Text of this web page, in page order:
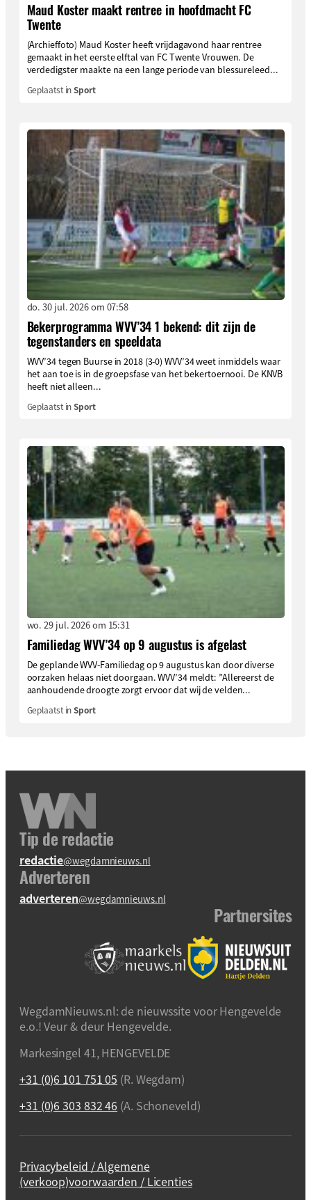
Maud Koster maakt rentree in hoofdmacht FC
Twente
(Archieffoto) Maud Koster heeft vrijdagavond haar rentree
gemaakt in het eerste elftal van FC Twente Vrouwen. De
verdedigster maakte na een lange periode van blessureleed...
Geplaatst inSport
do. 30 jul. 2026 om 07:58
Bekerprogramma WVV’34 1 bekend: dit zijn de
tegenstanders en speeldata
WVV’34 tegen Buurse in 2018 (3-0) WVV’34 weet inmiddels waar
het aan toe is in de groepsfase van het bekertoernooi. De KNVB
heeft niet alleen...
Geplaatst inSport
wo. 29 jul. 2026 om 15:31
Familiedag WVV’34 op 9 augustus is afgelast
De geplande WVV-Familiedag op 9 augustus kan door diverse
oorzaken helaas niet doorgaan. WVV’34 meldt: ”Allereerst de
aanhoudende droogte zorgt ervoor dat wij de velden...
Geplaatst inSport
Tip de redactie
redactie@wegdamnieuws.nl
Adverteren
adverteren@wegdamnieuws.nl
Partnersites
WegdamNieuws.nl: de nieuwssite voor Hengevelde
e.o.! Veur & deur Hengevelde.
Markesingel 41, HENGEVELDE
+31 (0)6 101 751 05 (R. Wegdam)
+31 (0)6 303 832 46 (A. Schoneveld)
Privacybeleid / Algemene
(verkoop)voorwaarden / Licenties